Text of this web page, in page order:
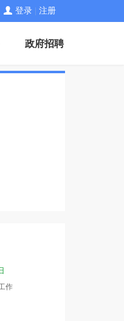
登录 注册
政府招聘
作